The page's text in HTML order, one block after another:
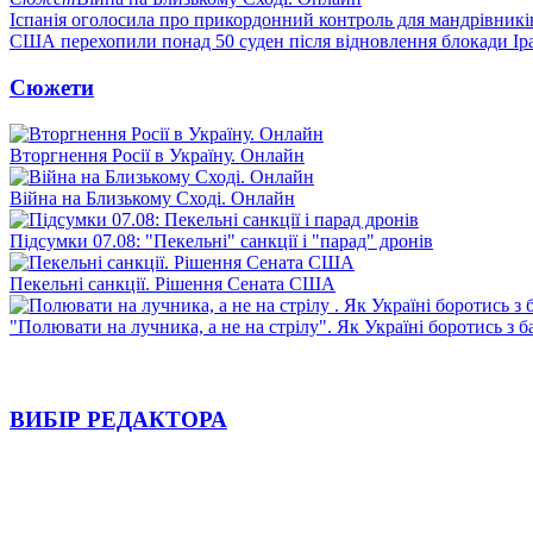
Іспанія оголосила про прикордонний контроль для мандрівників
США перехопили понад 50 суден після відновлення блокади
Сюжети
Вторгнення Росії в Україну. Онлайн
Війна на Близькому Сході. Онлайн
Підсумки 07.08: "Пекельні" санкції і "парад" дронів
Пекельні санкції. Рішення Сената США
"Полювати на лучника, а не на стрілу". Як Україні боротись з
ВИБІР РЕДАКТОРА